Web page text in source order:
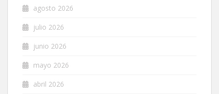
agosto 2026
julio 2026
junio 2026
mayo 2026
abril 2026